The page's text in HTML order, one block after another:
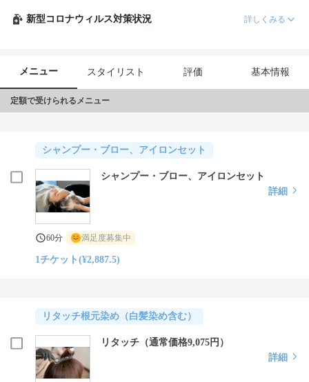
新型コロナウィルス対策状況
詳しくみる
メニュー スタイリスト 評価 基本情報
定額で受けられるメニュー
シャンプー・ブロー、アイロンセット
シャンプー・ブロー、アイロンセット
詳細
60分 満足度募集中
1チケット(¥2,887.5)
リタッチ根元染め（白髪染め含む）
リタッチ（通常価格9,075円）
詳細